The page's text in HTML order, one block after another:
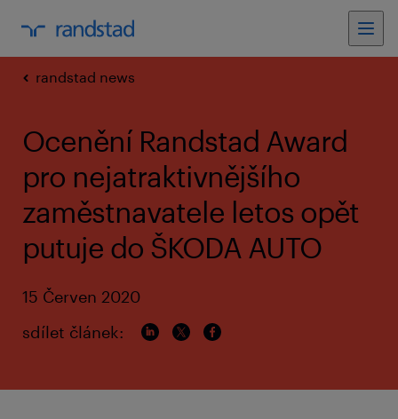
randstad news
Ocenění Randstad Award
pro nejatraktivnějšího
zaměstnavatele letos opět
putuje do ŠKODA AUTO
15 Červen 2020
sdílet článek: